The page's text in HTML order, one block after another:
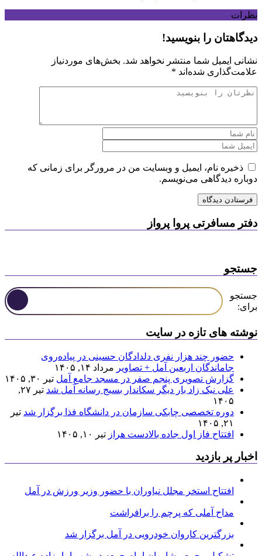
نظرات
دیدگاهتان را بنویسید!
نشانی ایمیل شما منتشر نخواهد شد. بخش‌های موردنیاز
علامت‌گذاری شده‌اند *
ذخیره نام، ایمیل و وبسایت من در مرورگر برای زمانی که
دوباره دیدگاهی می‌نویسم.
دفتر مسافرتی پروا پرواز
جستجو
جستجو
برای:
نوشته های تازه در سایت
حضور چند هزار نفری دلدادگان حسینی در پیاده‌روی
جاماندگان اربعین آمل + تصاویر مرداد ۱۴, ۱۴۰۵
گزارش تصویری پنجم صفر در مسجد جامع آمل تیر ۳۰, ۱۴۰۵
علی نیک زاد بار دیگر سکاندار بسیج رسانه آمل شد
تیر ۲۷,
۱۴۰۵
دوره تخصصی چابکی سازمان در دانشگاه فذا برگزار شد تیر
۲۱, ۱۴۰۵
افتتاح فاز اول جاده بالادست هراز تیر ۱۰, ۱۴۰۵
اخبار پر بازدید
افتتاح استخر مجلل نیاوران با حضور وزیر ورزش در آمل
مداح آملی که پرچم را برافراشت
بزرگترین کاروان خودرویی در آمل برگزار شد